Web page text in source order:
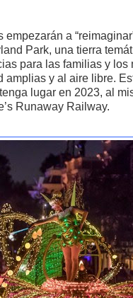
a
Park, una tierra
para las familias y los
amplias y al aire libre.
lugar en 2023, al
Runaway Railway.